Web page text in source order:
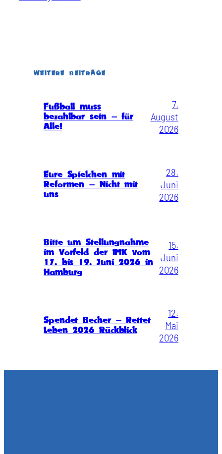
WEITERE BEITRÄGE
Fußball muss
bezahlbar sein – für
Alle!
7.
August
2026
Eure Spielchen mit
Reformen – Nicht mit
uns
28.
Juni
2026
Bitte um Stellungnahme
im Vorfeld der IMK vom
17. bis 19. Juni 2026 in
Hamburg
15.
Juni
2026
Spendet Becher – Rettet
Leben 2026 Rückblick
12.
Mai
2026